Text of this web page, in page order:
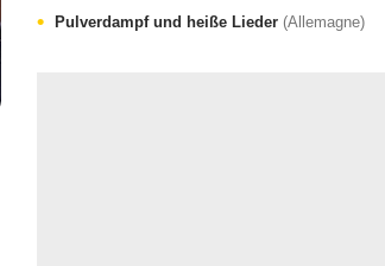
Pulverdampf und heiße Lieder (Allemagne)